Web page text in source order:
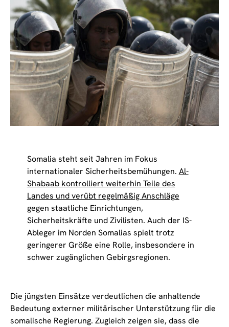
Somalia steht seit Jahren im Fokus
internationaler Sicherheitsbemühungen. Al-
Shabaab kontrolliert weiterhin Teile des
Landes und verübt regelmäßig Anschläge
gegen staatliche Einrichtungen,
Sicherheitskräfte und Zivilisten. Auch der IS-
Ableger im Norden Somalias spielt trotz
geringerer Größe eine Rolle, insbesondere in
schwer zugänglichen Gebirgsregionen.
Die jüngsten Einsätze verdeutlichen die anhaltende
Bedeutung externer militärischer Unterstützung für die
somalische Regierung. Zugleich zeigen sie, dass die